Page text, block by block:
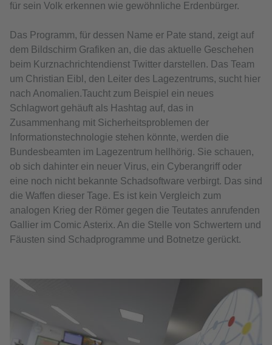
für sein Volk erkennen wie gewöhnliche Erdenbürger.
Das Programm, für dessen Name er Pate stand, zeigt auf
dem Bildschirm Grafiken an, die das aktuelle Geschehen
beim Kurznachrichtendienst Twitter darstellen. Das Team
um Christian Eibl, den Leiter des Lagezentrums, sucht hier
nach Anomalien.Taucht zum Beispiel ein neues
Schlagwort gehäuft als Hashtag auf, das in
Zusammenhang mit Sicherheitsproblemen der
Informationstechnologie stehen könnte, werden die
Bundesbeamten im Lagezentrum hellhörig. Sie schauen,
ob sich dahinter ein neuer Virus, ein Cyberangriff oder
eine noch nicht bekannte Schadsoftware verbirgt. Das sind
die Waffen dieser Tage. Es ist kein Vergleich zum
analogen Krieg der Römer gegen die Teutates anrufenden
Gallier im Comic Asterix. An die Stelle von Schwertern und
Fäusten sind Schadprogramme und Botnetze gerückt.